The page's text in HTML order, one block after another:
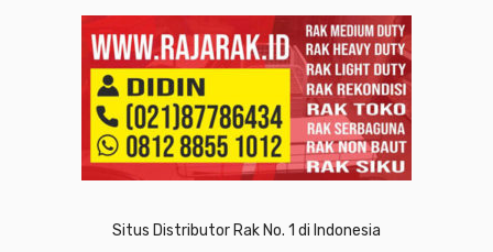
Situs Distributor Rak No. 1 di Indonesia